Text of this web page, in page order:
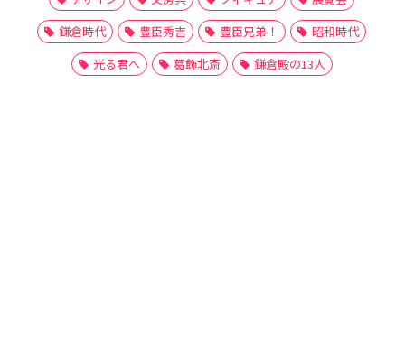
鎌倉時代
豊臣秀吉 豊臣兄弟！
昭和時代
光る君へ
葛飾北斎 鎌倉殿の13人